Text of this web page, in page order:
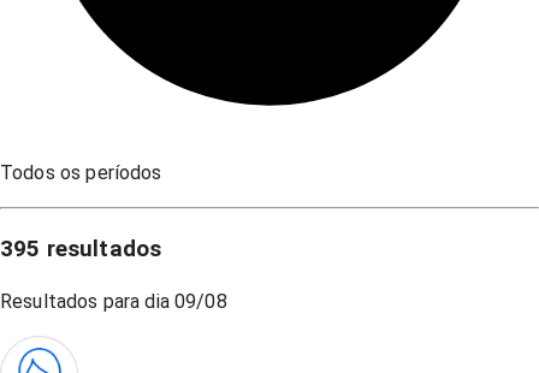
Todos os períodos
395 resultados
Resultados para dia 09/08